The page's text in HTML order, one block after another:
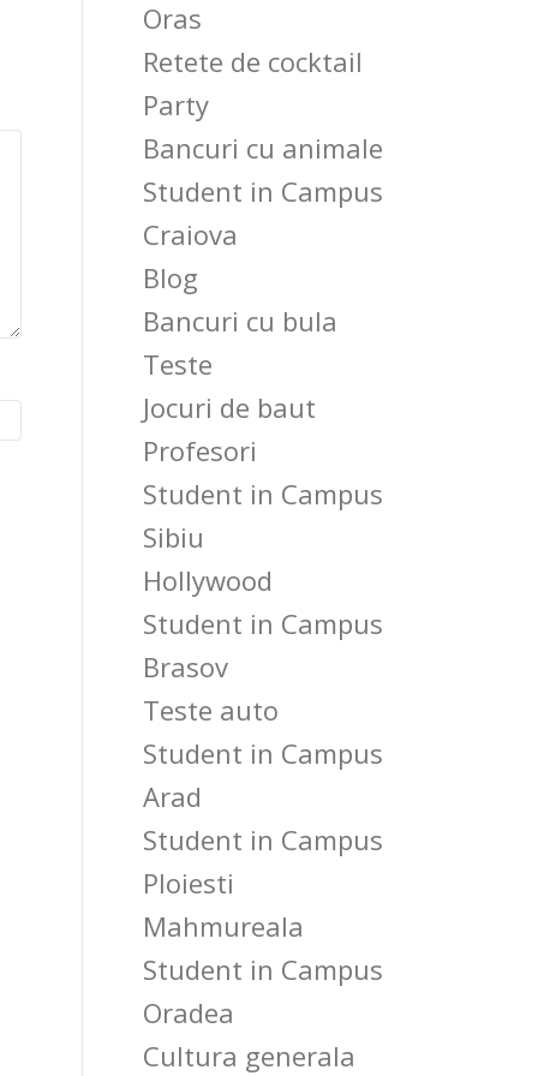
Oras
Retete de cocktail
Party
Bancuri cu animale
Student in Campus
Craiova
Blog
Bancuri cu bula
Teste
Jocuri de baut
Profesori
Student in Campus
Sibiu
Hollywood
Student in Campus
Brasov
Teste auto
Student in Campus
Arad
Student in Campus
Ploiesti
Mahmureala
Student in Campus
Oradea
Cultura generala